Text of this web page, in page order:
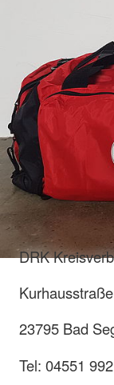
DRK
23795 Bad
Tel: 04551